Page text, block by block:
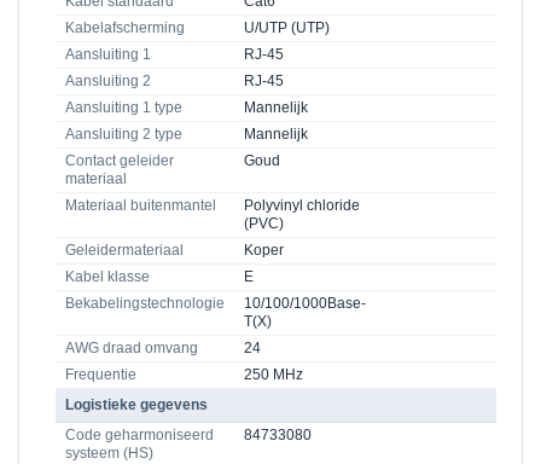
Kabelafscherming
U/UTP (UTP)
Aansluiting 1
RJ-45
Aansluiting 2
RJ-45
Aansluiting 1 type
Mannelijk
Aansluiting 2 type
Mannelijk
Contact geleider
materiaal
Goud
Materiaal buitenmantel
Polyvinyl chloride
(PVC)
Geleidermateriaal
Koper
Kabel klasse
E
Bekabelingstechnologie
10/100/1000Base-
T(X)
AWG draad omvang
24
Frequentie
250 MHz
Logistieke gegevens
Code geharmoniseerd
systeem (HS)
84733080